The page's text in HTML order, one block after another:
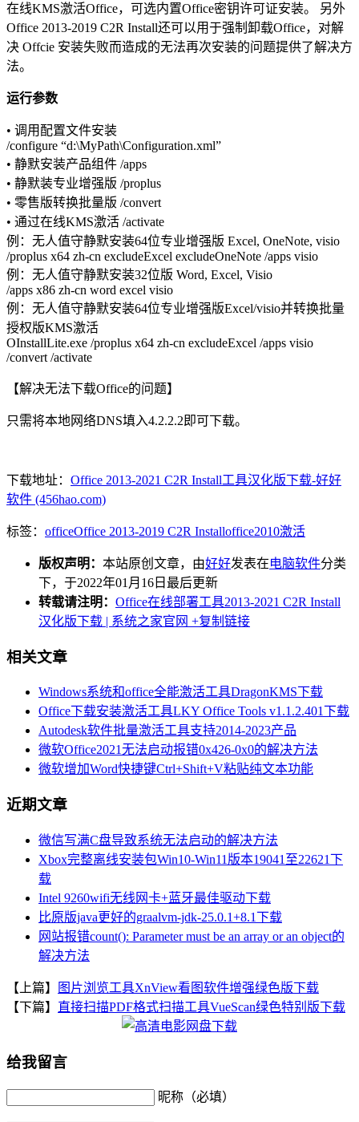
在线KMS激活Office，可选内置Office密钥许可证安装。 另外
Office 2013-2019 C2R Install还可以用于强制卸载Office，对解
决 Offcie 安装失败而造成的无法再次安装的问题提供了解决方
法。
运行参数
• 调用配置文件安装
/configure “d:\MyPath\Configuration.xml”
• 静默安装产品组件 /apps
• 静默装专业增强版 /proplus
• 零售版转换批量版 /convert
• 通过在线KMS激活 /activate
例：无人值守静默安装64位专业增强版 Excel, OneNote, visio
/proplus x64 zh-cn excludeExcel excludeOneNote /apps visio
例：无人值守静默安装32位版 Word, Excel, Visio
/apps x86 zh-cn word excel visio
例：无人值守静默安装64位专业增强版Excel/visio并转换批量
授权版KMS激活
OInstallLite.exe /proplus x64 zh-cn excludeExcel /apps visio
/convert /activate
【解决无法下载Office的问题】
只需将本地网络DNS填入4.2.2.2即可下载。
下载地址： Office 2013-2021 C2R Install工具汉化版下载-好好
软件 (456hao.com)
标签： officeOffice 2013-2019 C2R Installoffice2010激活
版权声明： 本站原创文章，由好好发表在电脑软件分类
下，于2022年01月16日最后更新
转载请注明： Office在线部署工具2013-2021 C2R Install
汉化版下载 | 系统之家官网 +复制链接
相关文章
Windows系统和office全能激活工具DragonKMS下载
Office下载安装激活工具LKY Office Tools v1.1.2.401下载
Autodesk软件批量激活工具支持2014-2023产品
微软Office2021无法启动报错0x426-0x0的解决方法
微软增加Word快捷键Ctrl+Shift+V粘贴纯文本功能
近期文章
微信写满C盘导致系统无法启动的解决方法
Xbox完整离线安装包Win10-Win11版本19041至22621下
载
Intel 9260wifi无线网卡+蓝牙最佳驱动下载
比原版java更好的graalvm-jdk-25.0.1+8.1下载
网站报错count(): Parameter must be an array or an object的
解决方法
【上篇】
图片浏览工具XnView看图软件增强绿色版下载
【下篇】 直接扫描PDF格式扫描工具VueScan绿色特别版下载
给我留言
昵称（必填）